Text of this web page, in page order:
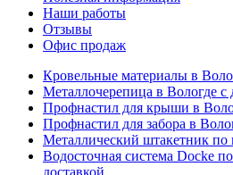
Наши работы
Отзывы
Офис продаж
Кровельные материалы в
Металлочерепица в Вологде с
Профнастил для крыши в
Профнастил для забора в
Металлический штакетник по
Водосточная система Docke
доставкой